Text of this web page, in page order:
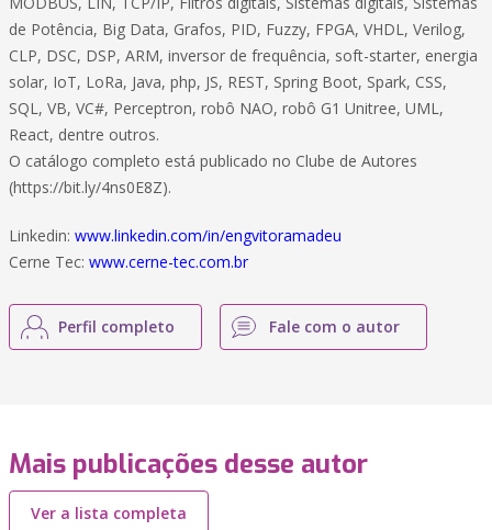
de Potência, Big Data, Grafos, PID, Fuzzy, FPGA, VHDL, Verilog,
CLP, DSC, DSP, ARM, inversor de frequência, soft-starter, energia
solar, IoT, LoRa, Java, php, JS, REST, Spring Boot, Spark, CSS,
SQL, VB, VC#, Perceptron, robô NAO, robô G1 Unitree, UML,
React, dentre outros.
O catálogo completo está publicado no Clube de Autores
(https://bit.ly/4ns0E8Z).
Linkedin: www.linkedin.com/in/engvitoramadeu
Cerne Tec: www.cerne-tec.com.br
Perfil completo Fale com o autor
Mais publicações desse autor
Ver a lista completa